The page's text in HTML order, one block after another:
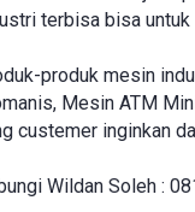
terbisa bisa
produk mesin
Mesin ATM
custemer inginkan
Wildan Soleh :